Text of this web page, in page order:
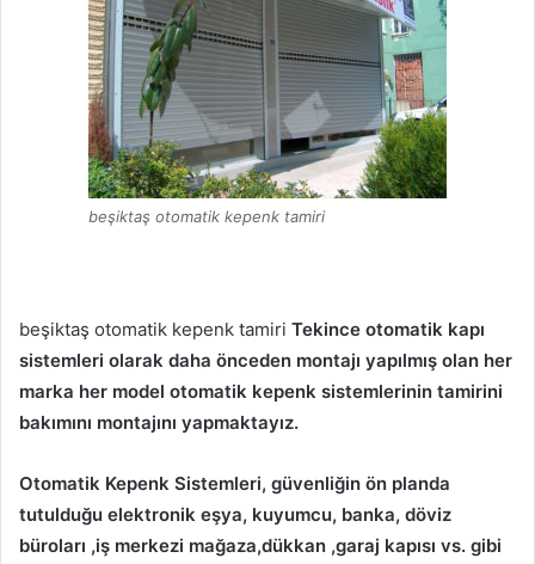
beşiktaş otomatik kepenk tamiri
beşiktaş otomatik kepenk tamiri Tekince otomatik kapı
sistemleri olarak daha önceden montajı yapılmış olan her
marka her model otomatik kepenk sistemlerinin tamirini
bakımını montajını yapmaktayız.
Otomatik Kepenk Sistemleri, güvenliğin ön planda
tutulduğu elektronik eşya, kuyumcu, banka, döviz
büroları ,iş merkezi mağaza,dükkan ,garaj kapısı vs. gibi